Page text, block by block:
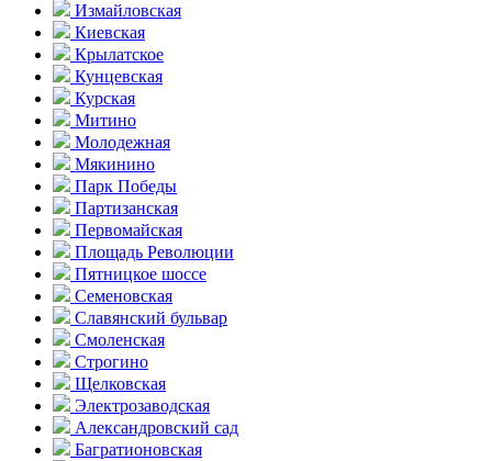
Измайловская
Киевская
Крылатское
Кунцевская
Курская
Митино
Молодежная
Мякинино
Парк Победы
Партизанская
Первомайская
Площадь Революции
Пятницкое шоссе
Семеновская
Славянский бульвар
Смоленская
Строгино
Щелковская
Электро­заводская
Александ­ровский сад
Багратионовская